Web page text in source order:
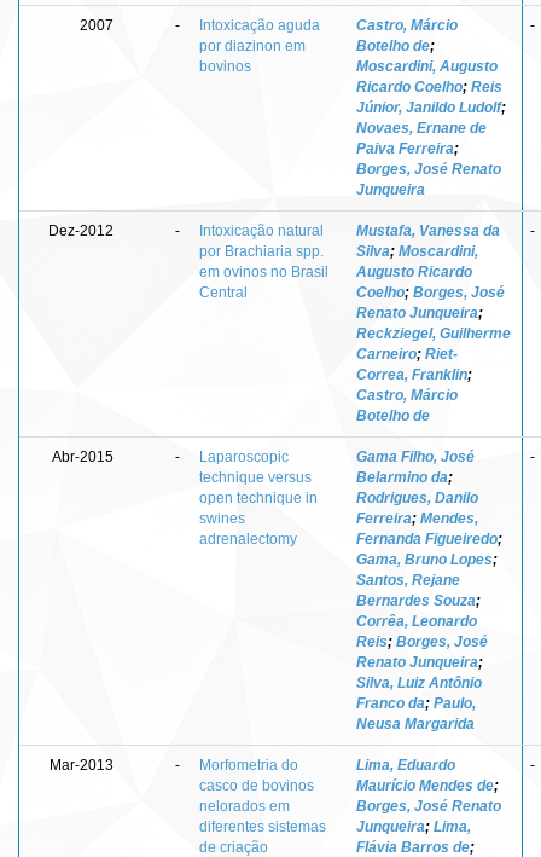
2007 -
Intoxicação aguda
por diazinon em
bovinos
Castro, Márcio
Botelho de;
Moscardini, Augusto
Ricardo Coelho; Reis
Júnior, Janildo Ludolf;
Novaes, Ernane de
Paiva Ferreira;
Borges, José Renato
Junqueira
-
Dez-2012 -
Intoxicação natural
por Brachiaria spp.
em ovinos no Brasil
Central
Mustafa, Vanessa da
Silva; Moscardini,
Augusto Ricardo
Coelho; Borges, José
Renato Junqueira;
Reckziegel, Guilherme
Carneiro; Riet-
Correa, Franklin;
Castro, Márcio
Botelho de
-
Abr-2015 -
Laparoscopic
technique versus
open technique in
swines
adrenalectomy
Gama Filho, José
Belarmino da;
Rodrigues, Danilo
Ferreira; Mendes,
Fernanda Figueiredo;
Gama, Bruno Lopes;
Santos, Rejane
Bernardes Souza;
Corrêa, Leonardo
Reis; Borges, José
Renato Junqueira;
Silva, Luiz Antônio
Franco da; Paulo,
Neusa Margarida
-
Mar-2013 -
Morfometria do
casco de bovinos
nelorados em
diferentes sistemas
de criação
Lima, Eduardo
Maurício Mendes de;
Borges, José Renato
Junqueira; Lima,
Flávia Barros de;
-